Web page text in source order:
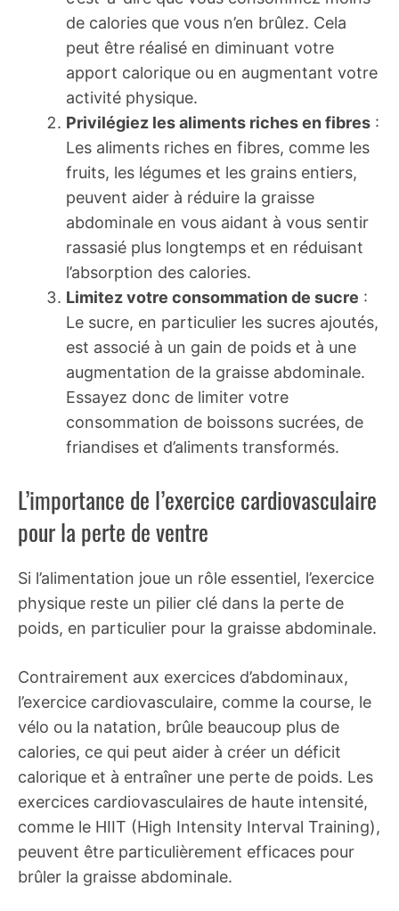
de calories que vous n’en brûlez. Cela
peut être réalisé en diminuant votre
apport calorique ou en augmentant votre
activité physique.
Privilégiez les aliments riches en fibres :
Les aliments riches en fibres, comme les
fruits, les légumes et les grains entiers,
peuvent aider à réduire la graisse
abdominale en vous aidant à vous sentir
rassasié plus longtemps et en réduisant
l’absorption des calories.
Limitez votre consommation de sucre :
Le sucre, en particulier les sucres ajoutés,
est associé à un gain de poids et à une
augmentation de la graisse abdominale.
Essayez donc de limiter votre
consommation de boissons sucrées, de
friandises et d’aliments transformés.
L’importance de l’exercice cardiovasculaire
pour la perte de ventre
Si l’alimentation joue un rôle essentiel, l’exercice
physique reste un pilier clé dans la perte de
poids, en particulier pour la graisse abdominale.
Contrairement aux exercices d’abdominaux,
l’exercice cardiovasculaire, comme la course, le
vélo ou la natation, brûle beaucoup plus de
calories, ce qui peut aider à créer un déficit
calorique et à entraîner une perte de poids. Les
exercices cardiovasculaires de haute intensité,
comme le HIIT (High Intensity Interval Training),
peuvent être particulièrement efficaces pour
brûler la graisse abdominale.